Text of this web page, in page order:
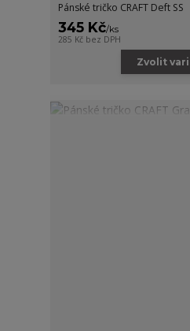
Pánské tričko CRAFT Deft SS
345 Kč/ks
285 Kč bez DPH
Zvolit